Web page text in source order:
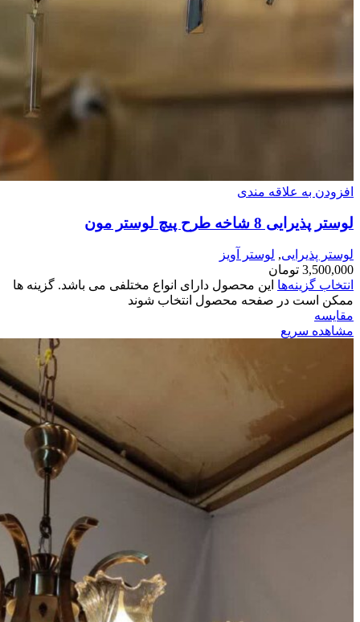
افزودن به علاقه مندی
لوستر پذیرایی 8 شاخه طرح پیچ لوستر مون
لوستر پذیرایی, لوستر آویز
3,500,000 تومان
انتخاب گزینه‌ها این محصول دارای انواع مختلفی می باشد. گزینه ها
ممکن است در صفحه محصول انتخاب شوند
مقایسه
مشاهده سریع